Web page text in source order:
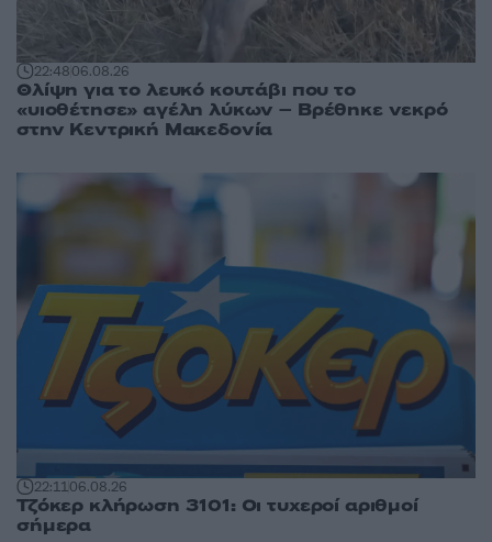
22:4806.08.26
Θλίψη για το λευκό κουτάβι που το
«υιοθέτησε» αγέλη λύκων – Βρέθηκε νεκρό
στην Κεντρική Μακεδονία
22:1106.08.26
Τζόκερ κλήρωση 3101: Οι τυχεροί αριθμοί
σήμερα